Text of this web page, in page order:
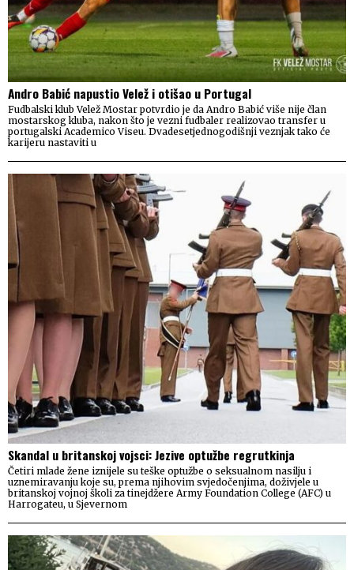
Andro Babić napustio Velež i otišao u Portugal
Fudbalski klub Velež Mostar potvrdio je da Andro Babić više nije član
mostarskog kluba, nakon što je vezni fudbaler realizovao transfer u
portugalski Academico Viseu. Dvadesetjednogodišnji veznjak tako će
karijeru nastaviti u
Skandal u britanskoj vojsci: Jezive optužbe regrutkinja
Četiri mlade žene iznijele su teške optužbe o seksualnom nasilju i
uznemiravanju koje su, prema njihovim svjedočenjima, doživjele u
britanskoj vojnoj školi za tinejdžere Army Foundation College (AFC) u
Harrogateu, u Sjevernom